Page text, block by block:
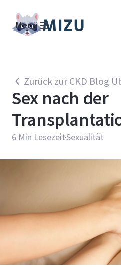
Menü
Zurück zur CKD Blog
Sex nach der
6 Min LesezeitSexualität